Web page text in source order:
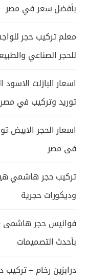
بأفضل سعر في مصر
معلم تركيب حجر
للحجر الصناعي
اسعار البازلت
توريد وتركيب في مصر
اسعار الحجر الابيض
فى مصر
تركيب حجر هاشمي
وديكورات حجرية
فوانيس حجر هاشمى
بأحدث التصميمات
درابزين رخام – تركيب